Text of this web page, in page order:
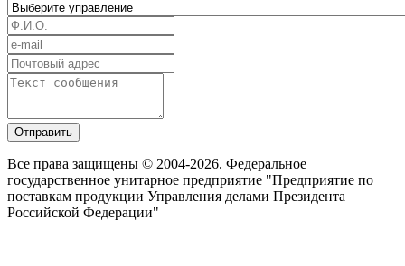
Отправить
Все права защищены © 2004-2026. Федеральное
государственное унитарное предприятие "Предприятие по
поставкам продукции Управления делами Президента
Российской Федерации"